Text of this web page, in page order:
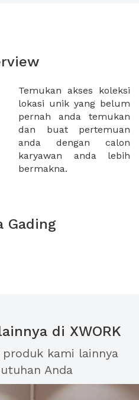
bermakna.
Gading
di XWORK
kami lainnya
Anda